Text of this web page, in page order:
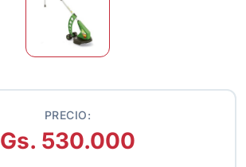
PRECIO:
Gs. 530.000